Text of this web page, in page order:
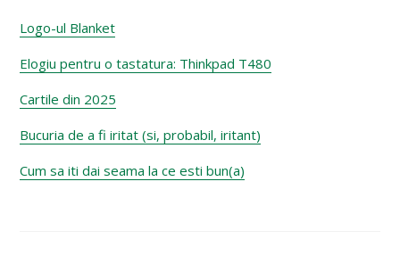
Logo-ul Blanket
Elogiu pentru o tastatura: Thinkpad T480
Cartile din 2025
Bucuria de a fi iritat (si, probabil, iritant)
Cum sa iti dai seama la ce esti bun(a)